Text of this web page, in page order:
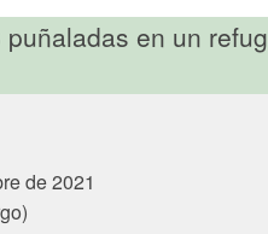
en un
de 2021